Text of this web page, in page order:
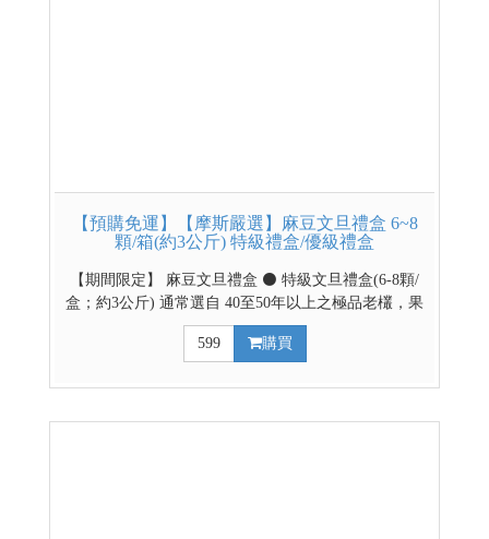
【預購免運】【摩斯嚴選】麻豆文旦禮盒 6~8
顆/箱(約3公斤) 特級禮盒/優級禮盒
【期間限定】 麻豆文旦禮盒 ⚫ 特級文旦禮盒(6-8顆/
盒；約3公斤) 通常選自 40至50年以上之極品老欉，果
形緊實沉重、外觀精緻，甜度多在 10 至 12 度以上，
肉質細緻、多汁且風味濃郁。 ⚫ 優級文旦禮盒(6-8顆/
上），口感清甜微酸、爽口多汁。 【預購時間】
599 購買